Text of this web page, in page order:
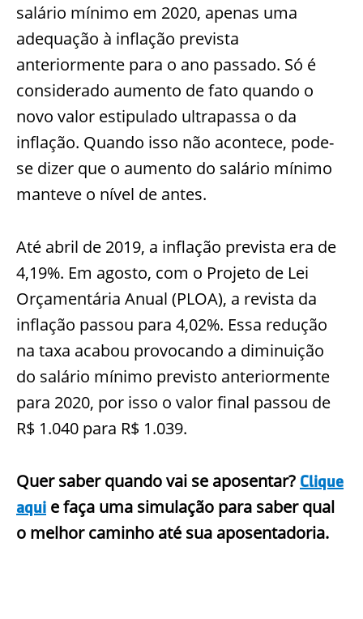
salário mínimo em 2020, apenas uma
adequação à inflação prevista
anteriormente para o ano passado. Só é
considerado aumento de fato quando o
novo valor estipulado ultrapassa o da
inflação. Quando isso não acontece, pode-
se dizer que o aumento do salário mínimo
manteve o nível de antes.
Até abril de 2019, a inflação prevista era de
4,19%. Em agosto, com o Projeto de Lei
Orçamentária Anual (PLOA), a revista da
inflação passou para 4,02%. Essa redução
na taxa acabou provocando a diminuição
do salário mínimo previsto anteriormente
para 2020, por isso o valor final passou de
R$ 1.040 para R$ 1.039.
Quer saber quando vai se aposentar? Clique
aqui e faça uma simulação para saber qual
o melhor caminho até sua aposentadoria.